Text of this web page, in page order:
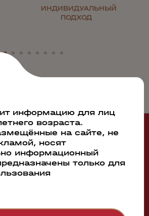
ИНДИВИДУАЛЬНЫЙ
ПОДХОД
Corton-Charlemagne Grand Cru AOC
Méo-Camuzet
информацию для лиц
возраста.
на сайте, не
носят
информационный
только для